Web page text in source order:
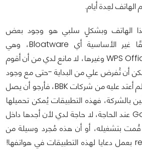
لعِدة أيام.
الهاتف وبشكلٍ سلبي هو وجود بعض
التطبيقات المُثبته مُسبقًا غير الأساسية أي Bloatware، وهي
تطبيقات مثل Kwai و WPS Office وغيرها، لا مانع لدي من أن أقوم
أن تُفرض علي من البداية -حتى مع وجود
خيار إلغاء تثبيتها- هو أمر لم أعتد عليه من شركات BBK، فأرجو أن يصل
بالشركة، فهذه التطبيقات يُمكن تحميلها
ببساطة من Google Play عند الحاجة، لا حاجة لدي لأن أجدها داخل
قُمت بتشغيله، أو أن هذه مُجرد وسيلة من
وسائل ربح شركة realme بعمل دعايا لهذه التطبيقات في هواتفها!